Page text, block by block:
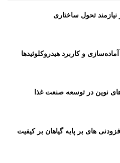
تحول ساختاری
و کاربرد هیدروکلوئیدها
نوین در توسعه صنعت غذا
های بر پایه گیاهان بر کیفیت